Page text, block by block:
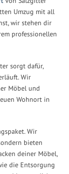
Umzug mit all
wir stehen dir
professionellen
sorgt dafür,
Wir
Möbel und
Wohnort in
Wir
bieten
deiner Möbel,
die Entsorgung